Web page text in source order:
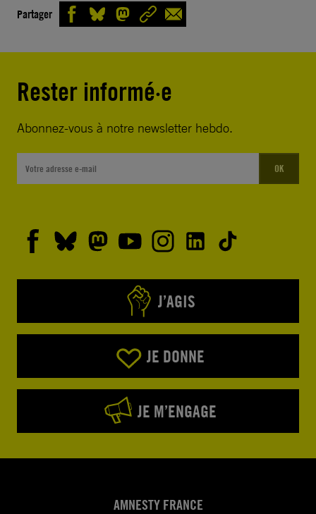
Partager
Rester informé·e
Abonnez-vous à notre newsletter hebdo.
OK
J’AGIS
JE DONNE
JE M’ENGAGE
AMNESTY FRANCE